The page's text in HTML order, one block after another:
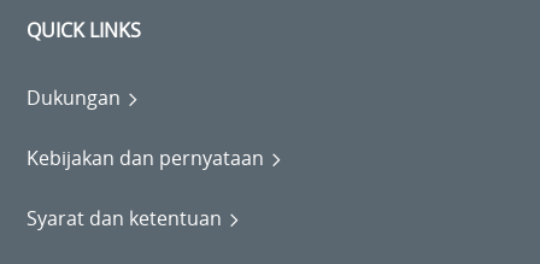
QUICK LINKS
Dukungan
Kebijakan dan pernyataan
Syarat dan ketentuan